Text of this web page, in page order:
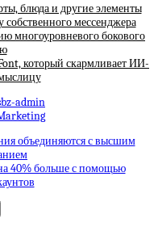
блюда и другие элементы
собственного мессенджера
многоуровневого бокового
который скармливает ИИ-
admin
объединяются с высшим
40% больше с помощью